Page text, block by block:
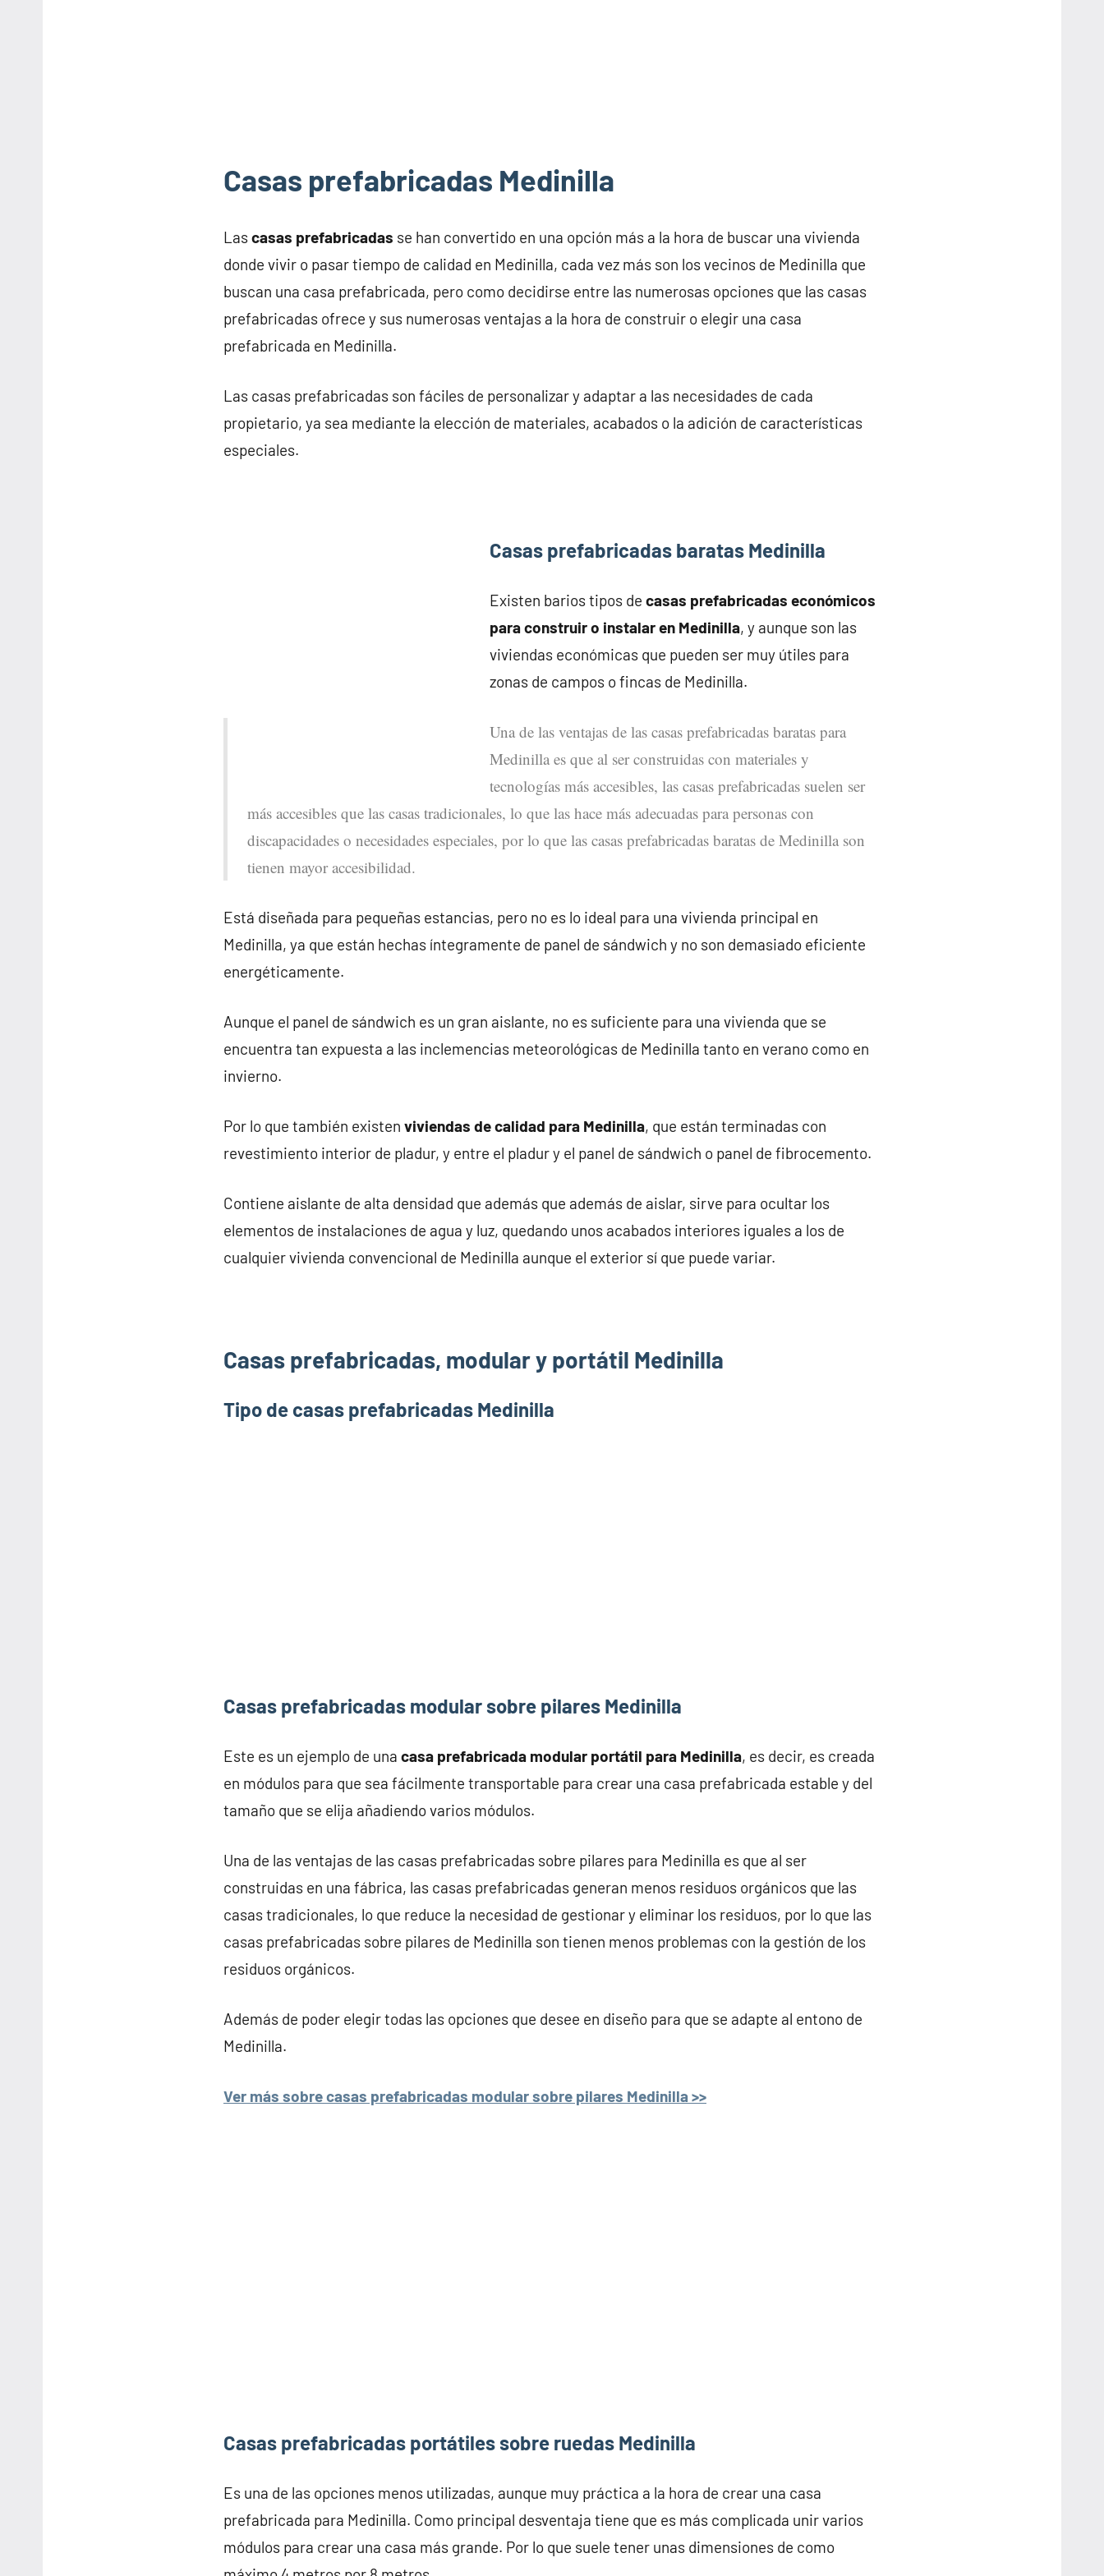
Casas prefabricadas Medinilla
Lascasas prefabricadas se han convertido en una opción más a la hora de buscar una vivienda
donde vivir o pasar tiempo de calidad en Medinilla, cada vez más son los vecinos de Medinilla que
buscan una casa prefabricada, pero como decidirse entre las numerosas opciones que las casas
prefabricadas ofrece y sus numerosas ventajas a la hora de construir o elegir una casa
prefabricada en Medinilla.
Las casas prefabricadas son fáciles de personalizar y adaptar a las necesidades de cada
propietario, ya sea mediante la elección de materiales, acabados o la adición de características
especiales.
Casas prefabricadas baratas Medinilla
Existen barios tipos de casas prefabricadas económicos
para construir o instalar en Medinilla, y aunque son las
viviendas económicas que pueden ser muy útiles para
zonas de campos o fincas de Medinilla.
Una de las ventajas de las casas prefabricadas baratas para
Medinilla es que al ser construidas con materiales y
tecnologías más accesibles, las casas prefabricadas suelen ser
más accesibles que las casas tradicionales, lo que las hace más adecuadas para personas con
discapacidades o necesidades especiales, por lo que las casas prefabricadas baratas de Medinilla son
tienen mayor accesibilidad.
Está diseñada para pequeñas estancias, pero no es lo ideal para una vivienda principal en
Medinilla, ya que están hechas íntegramente de panel de sándwich y no son demasiado eficiente
energéticamente.
Aunque el panel de sándwich es un gran aislante, no es suficiente para una vivienda que se
encuentra tan expuesta a las inclemencias meteorológicas de Medinilla tanto en verano como en
invierno.
Por lo que también existen viviendas de calidad para Medinilla, que están terminadas con
revestimiento interior de pladur, y entre el pladur y el panel de sándwich o panel de fibrocemento.
Contiene aislante de alta densidad que además que además de aislar, sirve para ocultar los
elementos de instalaciones de agua y luz, quedando unos acabados interiores iguales a los de
cualquier vivienda convencional de Medinilla aunque el exterior sí que puede variar.
Casas prefabricadas, modular y portátil Medinilla
Tipo de casas prefabricadas Medinilla
Casas prefabricadas modular sobre pilares Medinilla
Este es un ejemplo de una casa prefabricada modular portátil para Medinilla, es decir, es creada
en módulos para que sea fácilmente transportable para crear una casa prefabricada estable y del
tamaño que se elija añadiendo varios módulos.
Una de las ventajas de las casas prefabricadas sobre pilares para Medinilla es que al ser
construidas en una fábrica, las casas prefabricadas generan menos residuos orgánicos que las
casas tradicionales, lo que reduce la necesidad de gestionar y eliminar los residuos, por lo que las
casas prefabricadas sobre pilares de Medinilla son tienen menos problemas con la gestión de los
residuos orgánicos.
Además de poder elegir todas las opciones que desee en diseño para que se adapte al entono de
Medinilla.
Ver más sobre casas prefabricadas modular sobre pilares Medinilla >>
Casas prefabricadas portátiles sobre ruedas Medinilla
Es una de las opciones menos utilizadas, aunque muy práctica a la hora de crear una casa
prefabricada para Medinilla. Como principal desventaja tiene que es más complicada unir varios
módulos para crear una casa más grande. Por lo que suele tener unas dimensiones de como